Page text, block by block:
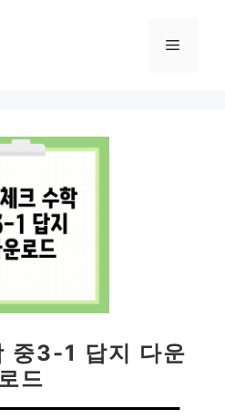
메
중3-1 답지 다운
드